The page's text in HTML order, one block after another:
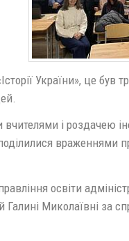
України», це був
вчителями і роздачею
враженнями
освіти
Галині Миколаївні за